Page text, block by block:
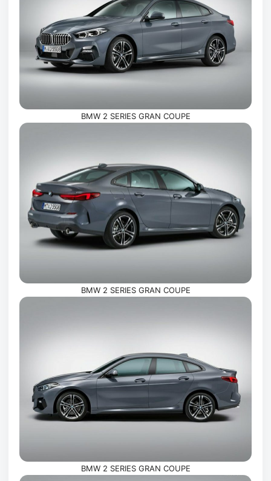
BMW 2 SERIES GRAN COUPE
BMW 2 SERIES GRAN COUPE
BMW 2 SERIES GRAN COUPE